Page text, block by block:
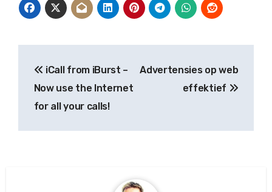
navigation
iCall from iBurst –
Now use the Internet
for all your calls!
Advertensies op web
effektief